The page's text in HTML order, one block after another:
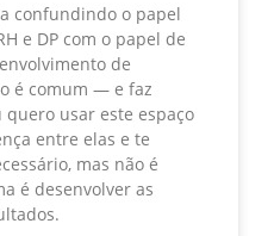
confundindo o papel
e DP com o papel de
de
é comum — e faz
usar este espaço
entre elas e te
mas não é
é desenvolver as